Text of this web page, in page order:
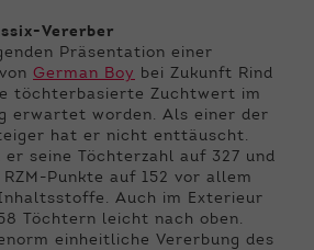
Vererber
Präsentation einer
German Boy bei Zukunft Rind
töchterbasierte Zuchtwert im
erwartet worden. Als einer der
hat er nicht enttäuscht.
seine Töchterzahl auf 327 und
Punkte auf 152 vor allem
Auch im Exterieur
Töchtern leicht nach oben.
einheitliche Vererbung des
Einstellungen speichern
unserer Website externe
zusätzliche Informationen